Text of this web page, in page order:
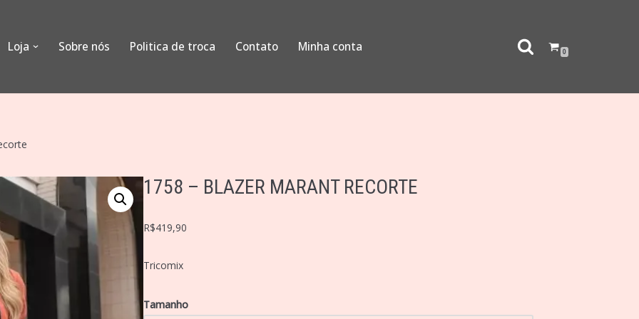
Loja Sobre nós Politica de troca Contato Minha conta 0
1758 – BLAZER MARANT RECORTE
R$419,90
Tricomix
Tamanho